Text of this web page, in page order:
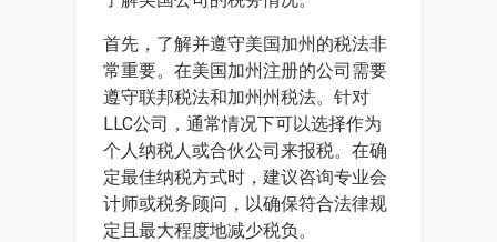
首先，了解并遵守美国加州的税法非
常重要。在美国加州注册的公司需要
遵守联邦税法和加州州税法。针对
LLC公司，通常情况下可以选择作为
个人纳税人或合伙公司来报税。在确
定最佳纳税方式时，建议咨询专业会
计师或税务顾问，以确保符合法律规
定且最大程度地减少税负。